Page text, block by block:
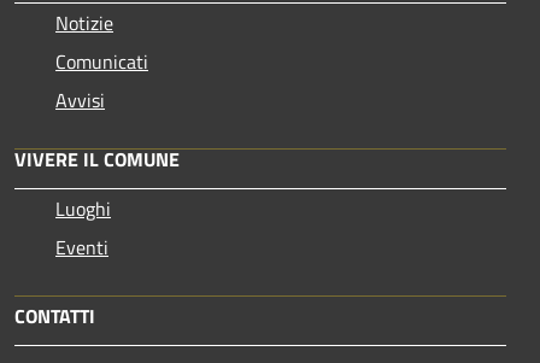
Notizie
Comunicati
Avvisi
VIVERE IL COMUNE
Luoghi
Eventi
CONTATTI